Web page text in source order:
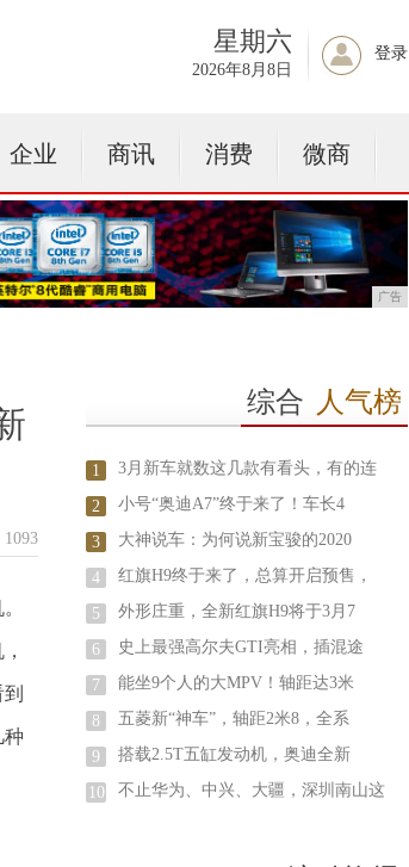
星期六
2026年8月8日
登录
企业 商讯 消费 微商
广告
种
综合 人气榜
1 3月新车就数这几款有看头，有的连
2 小号“奥迪A7”终于来了！车长4
3 大神说车：为何说新宝骏的2020
4 红旗H9终于来了，总算开启预售，
5 外形庄重，全新红旗H9将于3月7
6 史上最强高尔夫GTI亮相，插混途
7 能坐9个人的大MPV！轴距达3米
8 五菱新“神车”，轴距2米8，全系
9 搭载2.5T五缸发动机，奥迪全新
10 不止华为、中兴、大疆，深圳南山这